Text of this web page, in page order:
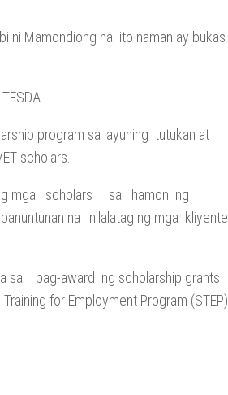
ni Mamondiong na ito naman ay bukas
program sa layuning tutukan at
scholars.
ng mga scholars sa hamon ng
na inilalatag ng mga kliyente
sa pag-award ng scholarship grants
for Employment Program (STEP)